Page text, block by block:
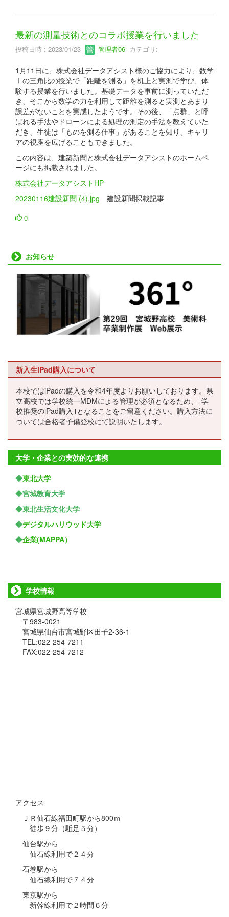
最新の測量技術とのコラボ授業を行いました
投稿日時 : 2023/01/23 管理者06 カテゴリ:
1月11日に、株式会社データアシスト様のご協力により、数学
Ⅰの三角比の授業で「距離を測る」を机上と実測で学び、体
験する授業を行いました。基礎データを事前に測っていただ
き、そこから数学の力を利用して距離を測ると実測とあまり
誤差がないことを実感したようです。その後、「点群」と呼
ばれる手法やドローンによる処理の測定の手法を教えていた
だき、生徒は「ものを測る仕事」があることを知り、キャリ
アの視座を広げることもできました。
この内容は、建築新聞と株式会社データアシストのホームペ
ージにも掲載されました。
株式会社データアシストHP
20230116建設新聞 (4).jpg 建設新聞掲載記事
0
お知らせ
新入生iPad購入について
本校ではiPadの購入を令和4年度よりお願いしております。県
立高校では学校統一MDMによる管理が必須となるため、｢学
校推奨のiPad購入｣となることをご留意ください。購入方法に
ついては合格者予備登校にて説明いたします。
大学・企業との実効的な連携
◆東北大学
◆宮城教育大学
◆東北生活文化大学
◆デジタルハリウッド大学
◆企業(MAPPA）
学校情報
宮城県宮城野高等学校
〒983-0021
宮城県仙台市宮城野区田子2-36-1
TEL:022-254-7211
FAX:022-254-7212
アクセス
ＪＲ仙石線福田町駅から800ｍ
徒歩９分（駈足５分）
仙台駅から
仙石線利用で２４分
石巻駅から
仙石線利用で７４分
東京駅から
新幹線利用で２時間６分